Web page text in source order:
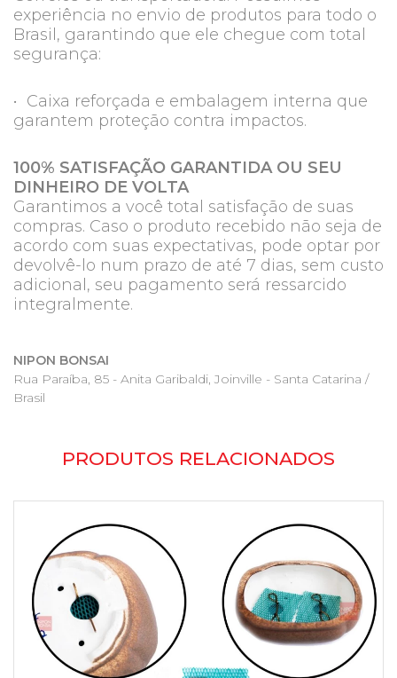
experiência no envio de produtos para todo o
Brasil, garantindo que ele chegue com total
segurança:
• Caixa reforçada e embalagem interna que
garantem proteção contra impactos.
100% SATISFAÇÃO GARANTIDA OU SEU
DINHEIRO DE VOLTA
Garantimos a você total satisfação de suas
compras. Caso o produto recebido não seja de
acordo com suas expectativas, pode optar por
devolvê-lo num prazo de até 7 dias, sem custo
adicional, seu pagamento será ressarcido
integralmente.
NIPON BONSAI
Rua Paraíba, 85 - Anita Garibaldi, Joinville - Santa Catarina /
Brasil
PRODUTOS RELACIONADOS